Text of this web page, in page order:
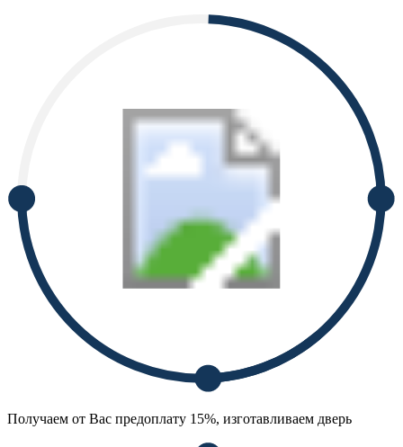
Получаем от Вас предоплату 15%, изготавливаем дверь